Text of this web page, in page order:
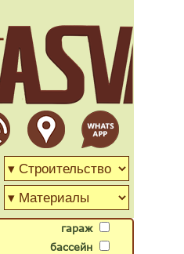
гараж
бассейн